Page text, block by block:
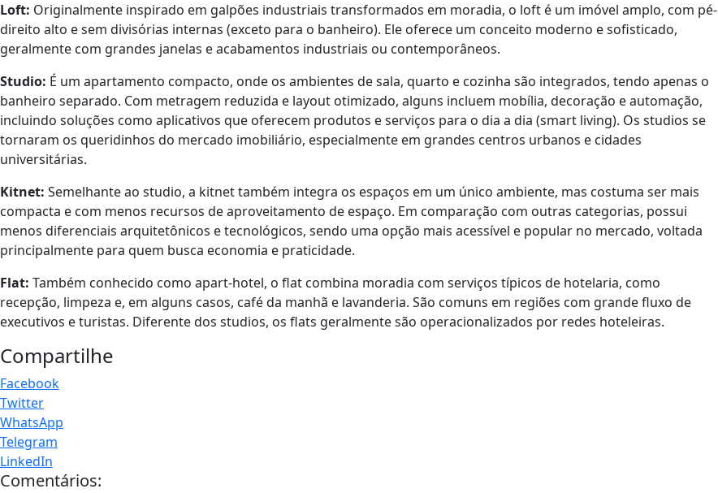
Loft: Originalmente inspirado em galpões industriais transformados em moradia, o loft é um imóvel amplo, com pé-
direito alto e sem divisórias internas (exceto para o banheiro). Ele oferece um conceito moderno e sofisticado,
geralmente com grandes janelas e acabamentos industriais ou contemporâneos.
Studio: É um apartamento compacto, onde os ambientes de sala, quarto e cozinha são integrados, tendo apenas o
banheiro separado. Com metragem reduzida e layout otimizado, alguns incluem mobília, decoração e automação,
incluindo soluções como aplicativos que oferecem produtos e serviços para o dia a dia (smart living). Os studios se
tornaram os queridinhos do mercado imobiliário, especialmente em grandes centros urbanos e cidades
universitárias.
Kitnet: Semelhante ao studio, a kitnet também integra os espaços em um único ambiente, mas costuma ser mais
compacta e com menos recursos de aproveitamento de espaço. Em comparação com outras categorias, possui
menos diferenciais arquitetônicos e tecnológicos, sendo uma opção mais acessível e popular no mercado, voltada
principalmente para quem busca economia e praticidade.
Flat: Também conhecido como apart-hotel, o flat combina moradia com serviços típicos de hotelaria, como
recepção, limpeza e, em alguns casos, café da manhã e lavanderia. São comuns em regiões com grande fluxo de
executivos e turistas. Diferente dos studios, os flats geralmente são operacionalizados por redes hoteleiras.
Compartilhe
Facebook
Twitter
WhatsApp
Telegram
LinkedIn
Comentários: